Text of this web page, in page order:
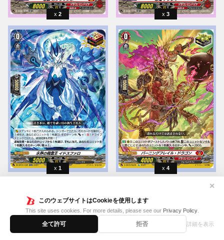
このウェブサイトはCookieを使用します
This site uses cookies. For more details, please see our Privacy Policy.
全て許可 拒否 詳細を表示
✕
2 3
1 4